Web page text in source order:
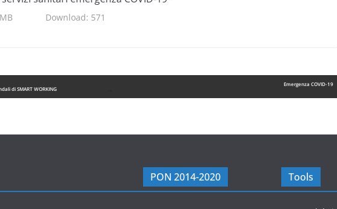
Download: 571
di SMART WORKING
Emergenza COVID-19
PON 2014-2020 Tools